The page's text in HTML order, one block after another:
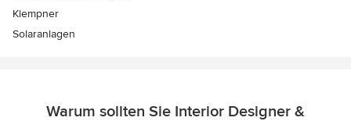
Klempner
Solaranlagen
Warum sollten Sie Interior Designer &